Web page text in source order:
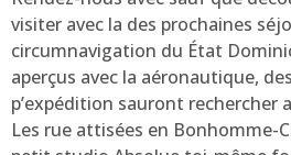
visiter avec la des prochaines
circumnavigation du État
aperçus avec la aéronautique,
p’expédition sauront rechercher
Les rue attisées en Bonhomme-